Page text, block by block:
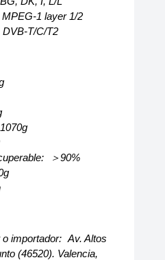
MPEG-1 layer 1/2
DVB-T/C/T2
1070g
＞90%
importador: Av. Altos
(46520). Valencia,